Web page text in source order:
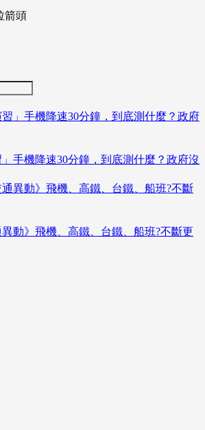
手機降速30分鐘，到底測什麼？政府沒
動》飛機、高鐵、台鐵、船班?不斷更